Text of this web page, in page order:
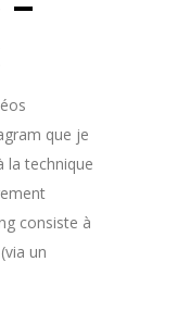
que je
la technique
consiste à
un